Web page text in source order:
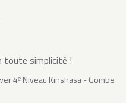
toute simplicité !
4ᵉ Niveau Kinshasa - Gombe